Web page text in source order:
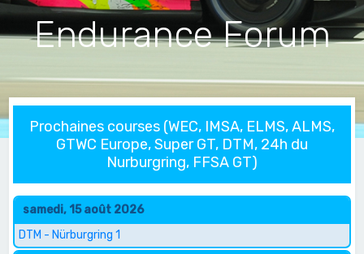
Endurance Forum
Prochaines courses (WEC, IMSA, ELMS, ALMS,
GTWC Europe, Super GT, DTM, 24h du
Nurburgring, FFSA GT)
samedi, 15 août 2026
DTM - Nürburgring 1